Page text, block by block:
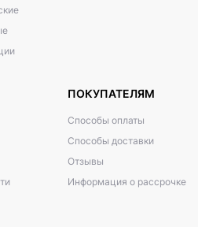
ПОКУПАТЕЛЯМ
Способы оплаты
Способы доставки
Отзывы
Информация о рассрочке